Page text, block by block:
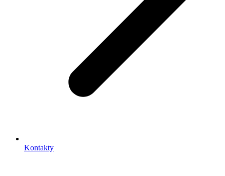
Kontakty